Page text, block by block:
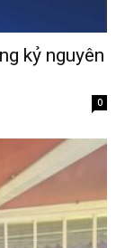
kỷ nguyên
0